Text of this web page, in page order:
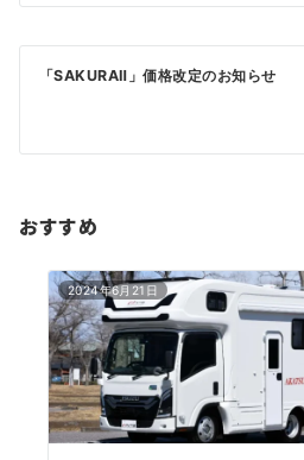
ビ
ゲ
ョ
「SAKURAⅡ」価格改定のお知らせ
おすすめ
2024年6月21日